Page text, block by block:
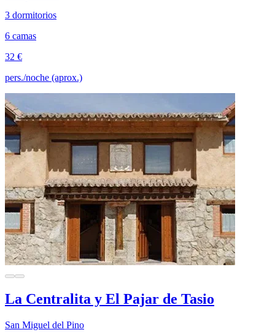
3 dormitorios
6 camas
32 €
pers./noche (aprox.)
La Centralita y El Pajar de Tasio
San Miguel del Pino